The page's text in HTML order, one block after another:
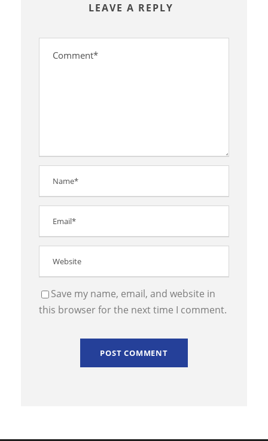
LEAVE A REPLY
Save my name, email, and website in
this browser for the next time I comment.